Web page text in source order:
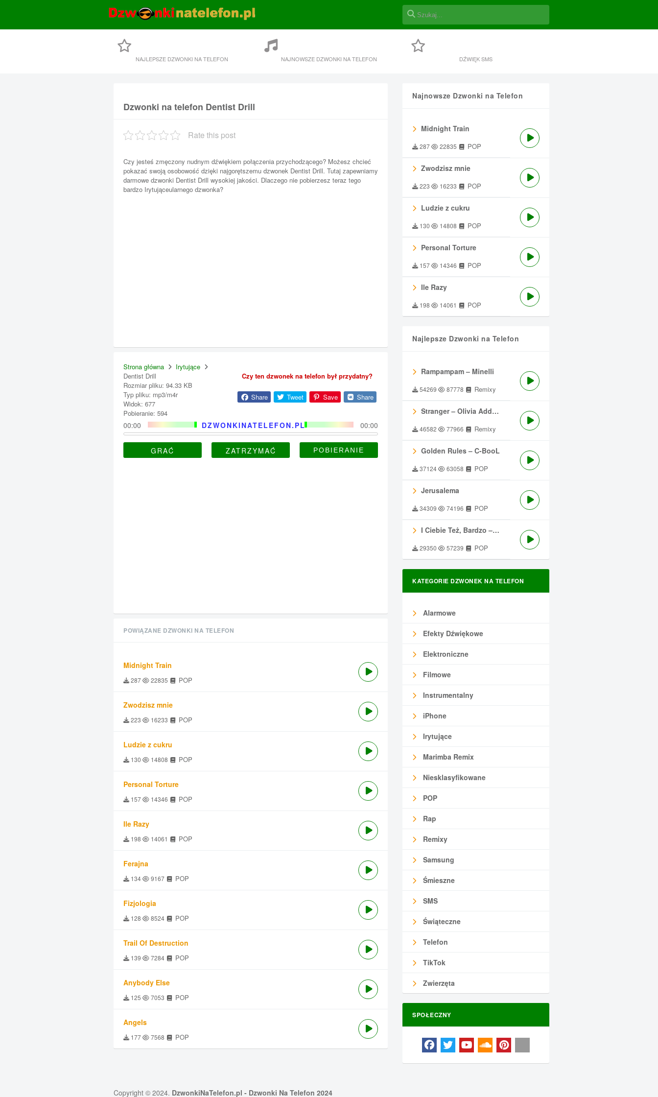
NAJLEPSZE DZWONKI NA TELEFON NAJNOWSZE DZWONKI NA TELEFON DŹWIĘK SMS
Dzwonki na telefon Dentist Drill
Rate this post
Czy jesteś zmęczony nudnym dźwiękiem połączenia przychodzącego? Możesz chcieć
pokazać swoją osobowość dzięki najgorętszemu dzwonek Dentist Drill. Tutaj zapewniamy
darmowe dzwonki Dentist Drill wysokiej jakości. Dlaczego nie pobierzesz teraz tego
bardzo Irytująceularnego dzwonka?
Strona główna
Irytujące
Dentist Drill
Rozmiar pliku: 94.33 KB
Typ pliku: mp3/m4r
Widok: 677
Pobieranie: 594
Czy ten dzwonek na telefon był przydatny?
Share Tweet Save Share
DZWONKINATELEFON.PL
00:00 00:00
GRAĆ ZATRZYMAĆ
Najnowsze Dzwonki na Telefon
Midnight Train
287 22835 POP
Zwodzisz mnie
223 16233 POP
Ludzie z cukru
130 14808 POP
Personal Torture
157 14346 POP
Ile Razy
198 14061 POP
Najlepsze Dzwonki na Telefon
Rampampam – Minelli
54269 87778 Remixy
Stranger – Olivia Addams
46582 77966 Remixy
Golden Rules – C-BooL
37124 63058 POP
Jerusalema
34309 74196 POP
I Ciebie Też, Bardzo – Męskie Granie
29350 57239 POP
KATEGORIE DZWONEK NA TELEFON
Alarmowe
Efekty Dźwiękowe
Elektroniczne
Filmowe
Instrumentalny
iPhone
Irytujące
Marimba Remix
Niesklasyfikowane
POP
Rap
Remixy
Samsung
Śmieszne
SMS
Świąteczne
Telefon
TikTok
Zwierzęta
SPOŁECZNY
POWIĄZANE DZWONKI NA TELEFON
Midnight Train
287 22835 POP
Zwodzisz mnie
223 16233 POP
Ludzie z cukru
130 14808 POP
Personal Torture
157 14346 POP
Ile Razy
198 14061 POP
Ferajna
134 9167 POP
Fizjologia
128 8524 POP
Trail Of Destruction
139 7284 POP
Anybody Else
125 7053 POP
Angels
177 7568 POP
Copyright © 2024. DzwonkiNaTelefon.pl - Dzwonki Na Telefon 2024